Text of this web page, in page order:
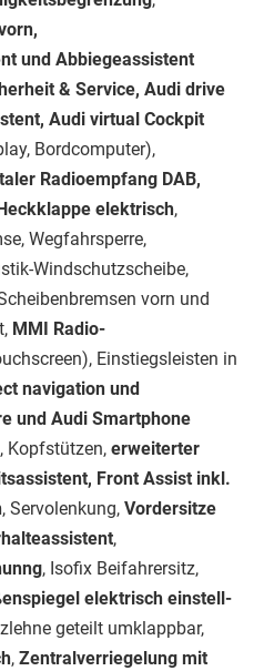
und Abbiegeassistent
& Service, Audi drive
Audi virtual Cockpit
Bordcomputer),
Radioempfang DAB,
elektrisch,
Wegfahrsperre,
Windschutzscheibe,
vorn und
MMI Radio-
Einstiegsleisten in
navigation und
und Audi Smartphone
Kopfstützen, erweiterter
Front Assist inkl.
, Servolenkung, Vordersitze
,
, Isofix Beifahrersitz,
elektrisch einstell-
geteilt umklappbar,
, Zentralverriegelung mit